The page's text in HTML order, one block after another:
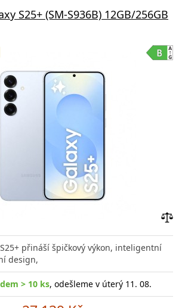
S25+ (SM-S936B) 12GB/256GB
přináší špičkový výkon, inteligentní
design,
> 10 ks, odešleme v úterý 11. 08.